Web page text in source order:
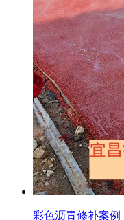
彩色沥青修补案例